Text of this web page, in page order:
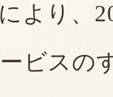
より、
ビスの